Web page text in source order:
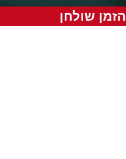
הזמן שולחן